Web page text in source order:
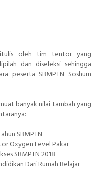
oleh tim tentor yang
dan diseleksi sehingga
peserta SBMPTN Soshum
banyak nilai tambah yang
SBMPTN
Oxygen Level Pakar
SBMPTN 2018
Dari Rumah Belajar